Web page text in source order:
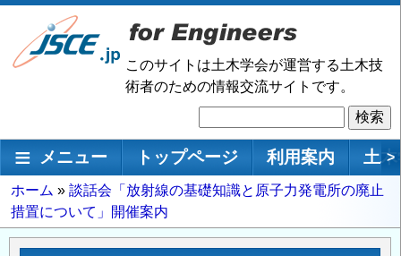
メ
ン
移
動
このサイトは土木学会が運営する土木技
術者のための情報交流サイトです。
索
メインナビゲーション
メニュー トップページ 利用案内 土 >
パ
ン
く
ホーム
談話会「放射線の基礎知識と原子力発電所の廃止
措置について」開催案内